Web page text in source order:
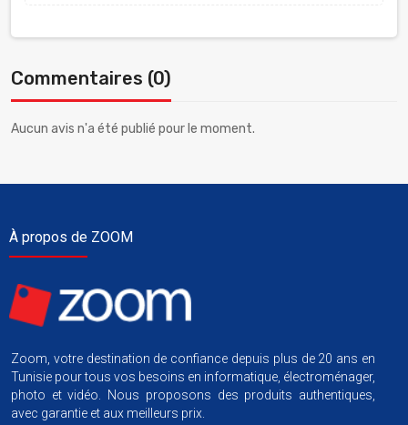
Commentaires (0)
Aucun avis n'a été publié pour le moment.
À propos de ZOOM
Zoom, votre destination de confiance depuis plus de 20 ans en
Tunisie pour tous vos besoins en informatique, électroménager,
photo et vidéo. Nous proposons des produits authentiques,
avec garantie et aux meilleurs prix.